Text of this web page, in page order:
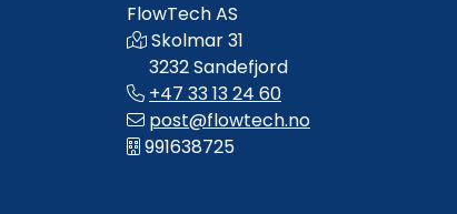
FlowTech AS
Skolmar 31
3232 Sandefjord
+47 33 13 24 60
post@flowtech.no
991638725